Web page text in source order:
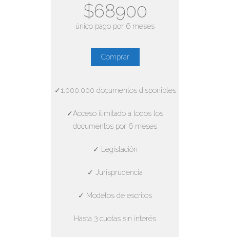
$68900
único pago por 6 meses
Comprar
✓1.000.000 documentos disponibles
✓Acceso ilimitado a todos los
documentos por 6 meses
✓ Legislación
✓ Jurisprudencia
✓ Modelos de escritos
Hasta 3 cuotas sin interés